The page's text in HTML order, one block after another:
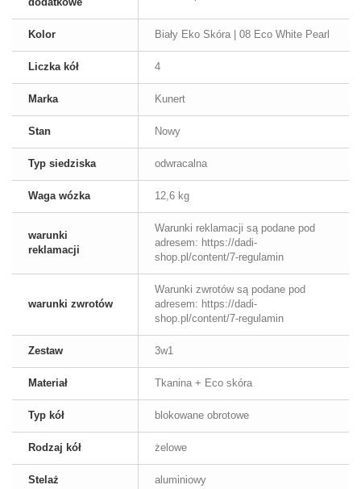
Kolor Biały Eko Skóra | 08 Eco White Pearl
Liczka kół 4
Marka Kunert
Stan Nowy
Typ siedziska odwracalna
Waga wózka 12,6 kg
warunki
reklamacji
Warunki reklamacji są podane pod
adresem: https://dadi-
shop.pl/content/7-regulamin
warunki zwrotów
Warunki zwrotów są podane pod
adresem: https://dadi-
shop.pl/content/7-regulamin
Zestaw 3w1
Materiał Tkanina + Eco skóra
Typ kół blokowane obrotowe
Rodzaj kół żelowe
Stelaż aluminiowy